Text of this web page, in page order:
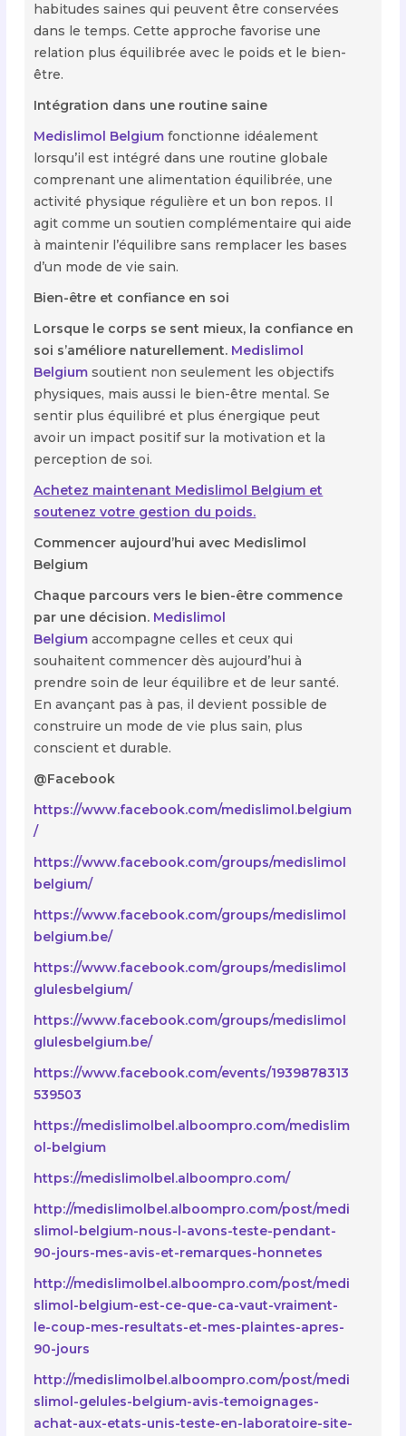
habitudes saines qui peuvent être conservées
dans le temps. Cette approche favorise une
relation plus équilibrée avec le poids et le bien-
être.
Intégration dans une routine saine
Medislimol Belgium fonctionne idéalement
lorsqu’il est intégré dans une routine globale
comprenant une alimentation équilibrée, une
activité physique régulière et un bon repos. Il
agit comme un soutien complémentaire qui aide
à maintenir l’équilibre sans remplacer les bases
d’un mode de vie sain.
Bien-être et confiance en soi
Lorsque le corps se sent mieux, la confiance en
soi s’améliore naturellement. Medislimol
Belgium soutient non seulement les objectifs
physiques, mais aussi le bien-être mental. Se
sentir plus équilibré et plus énergique peut
avoir un impact positif sur la motivation et la
perception de soi.
Achetez maintenant Medislimol Belgium et
soutenez votre gestion du poids.
Commencer aujourd’hui avec Medislimol
Belgium
Chaque parcours vers le bien-être commence
par une décision. Medislimol
Belgium accompagne celles et ceux qui
souhaitent commencer dès aujourd’hui à
prendre soin de leur équilibre et de leur santé.
En avançant pas à pas, il devient possible de
construire un mode de vie plus sain, plus
conscient et durable.
@Facebook
https://www.facebook.com/medislimol.belgium
/
https://www.facebook.com/groups/medislimol
belgium/
https://www.facebook.com/groups/medislimol
belgium.be/
https://www.facebook.com/groups/medislimol
glulesbelgium/
https://www.facebook.com/groups/medislimol
glulesbelgium.be/
https://www.facebook.com/events/1939878313
539503
https://medislimolbel.alboompro.com/medislim
ol-belgium
https://medislimolbel.alboompro.com/
http://medislimolbel.alboompro.com/post/medi
slimol-belgium-nous-l-avons-teste-pendant-
90-jours-mes-avis-et-remarques-honnetes
http://medislimolbel.alboompro.com/post/medi
slimol-belgium-est-ce-que-ca-vaut-vraiment-
le-coup-mes-resultats-et-mes-plaintes-apres-
90-jours
http://medislimolbel.alboompro.com/post/medi
slimol-gelules-belgium-avis-temoignages-
achat-aux-etats-unis-teste-en-laboratoire-site-